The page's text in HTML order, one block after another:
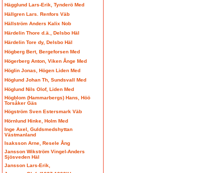
Hägglund Lars-Erik, Tynderö Med
Hällgren Lars. Renfors Väb
Hällström Anders Kalix Nob
Härdelin Thore d.ä., Delsbo Häl
Härdelin Tore dy, Delsbo Häl
Högberg Bert, Bergeforsen Med
Högerberg Anton, Viken Ånge Med
Höglin Jonas, Högen Liden Med
Höglund Johan Th, Sundsvall Med
Höglund Nils Olof, Liden Med
Högblom (Hammarbergs) Hans, Höö
Torsåker Gäs
Högström Sven Estersmark Väb
Hörnlund Hinke, Holm Med
Inge Axel, Guldsmedshyttan
Västmanland
Isaksson Arne, Resele Ång
Jansson Wikström Vingel-Anders
Sjösveden Häl
Jansson Lars-Erik,